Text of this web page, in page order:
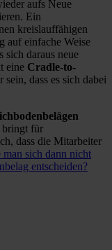
aufs Neue
Ein
kreislauffähigen
auf einfache Weise
sich daraus neue
eine Cradle-to-
sein, dass es sich dabei
bringt für
dass die Mitarbeiter
sich dann nicht
entscheiden?